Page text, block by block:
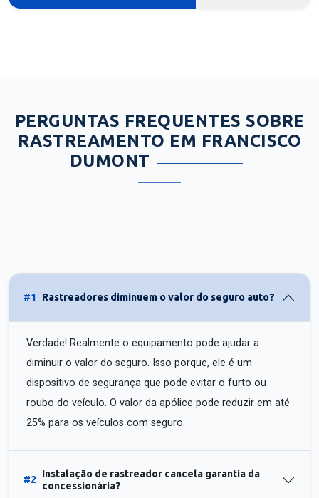
PERGUNTAS FREQUENTES SOBRE
RASTREAMENTO EM FRANCISCO
DUMONT
#1 Rastreadores diminuem o valor do seguro auto?
Verdade! Realmente o equipamento pode ajudar a
diminuir o valor do seguro. Isso porque, ele é um
dispositivo de segurança que pode evitar o furto ou
roubo do veículo. O valor da apólice pode reduzir em até
25% para os veículos com seguro.
#2
Instalação de rastreador cancela garantia da
concessionária?